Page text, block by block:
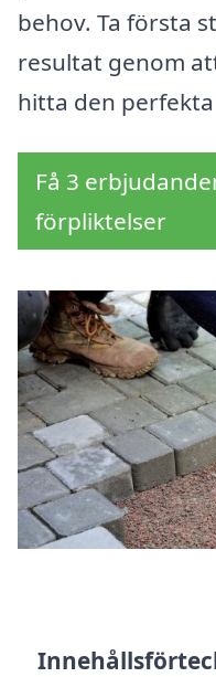
behov. Ta första
resultat genom
hitta den
Få 3
förpliktelser